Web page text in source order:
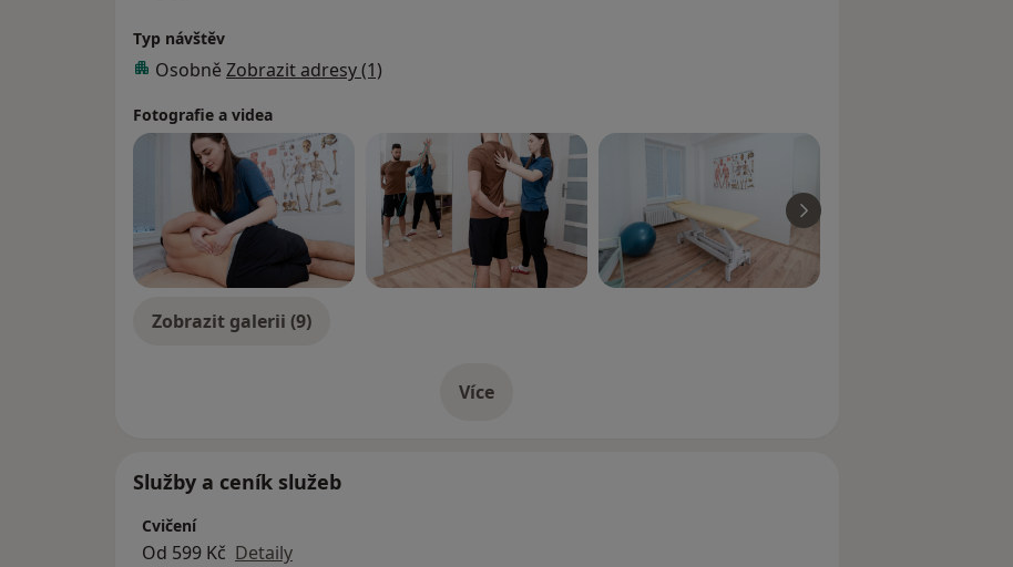
správného držení těla.
Typ návštěv
Osobně Zobrazit adresy (1)
Fotografie a videa
Zobrazit galerii (9)
Víceo zkušenostech
Služby a ceník služeb
Cvičení
Od 599 Kč Detaily